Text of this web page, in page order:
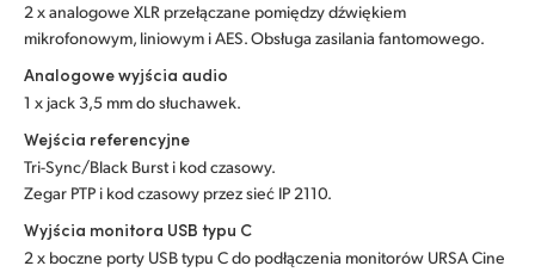
2 x analogowe XLR przełączane pomiędzy dźwiękiem
mikrofonowym, liniowym i AES. Obsługa zasilania fantomowego.
Analogowe wyjścia audio
1 x jack 3,5 mm do słuchawek.
Wejścia referencyjne
Tri-Sync/Black Burst i kod czasowy.
Zegar PTP i kod czasowy przez sieć IP 2110.
Wyjścia monitora USB typu C
2 x boczne porty USB typu C do podłączenia monitorów URSA Cine